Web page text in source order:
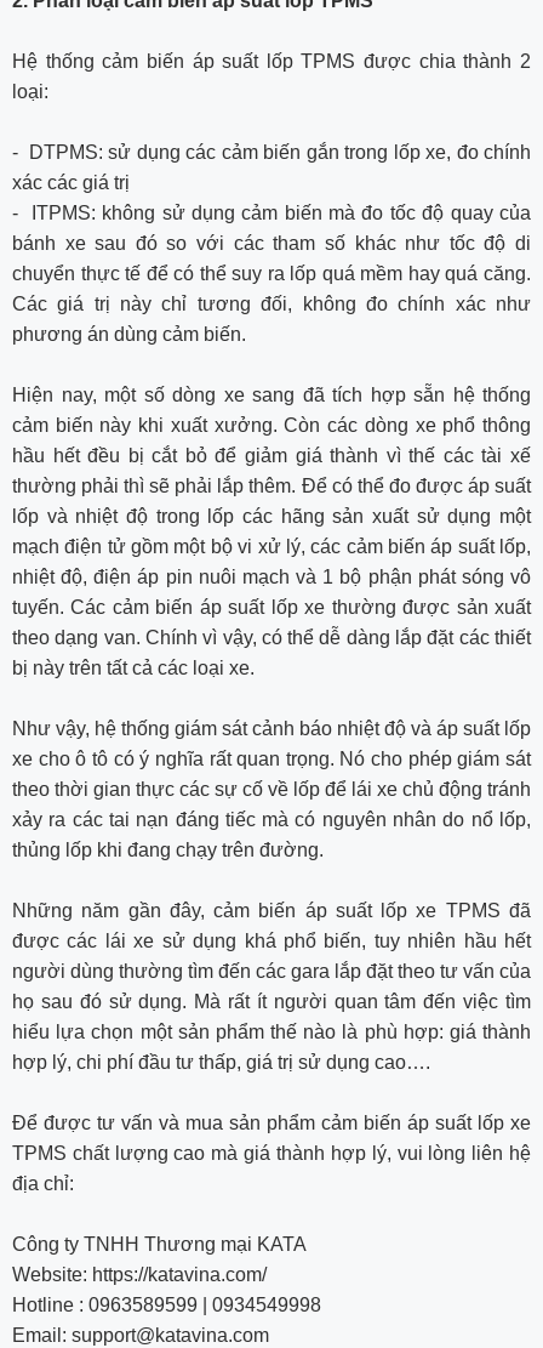
Hệ thống cảm biến áp suất lốp TPMS được chia thành 2
loại:
- DTPMS: sử dụng các cảm biến gắn trong lốp xe, đo chính
xác các giá trị
- ITPMS: không sử dụng cảm biến mà đo tốc độ quay của
bánh xe sau đó so với các tham số khác như tốc độ di
chuyển thực tế để có thể suy ra lốp quá mềm hay quá căng.
Các giá trị này chỉ tương đối, không đo chính xác như
phương án dùng cảm biến.
Hiện nay, một số dòng xe sang đã tích hợp sẵn hệ thống
cảm biến này khi xuất xưởng. Còn các dòng xe phổ thông
hầu hết đều bị cắt bỏ để giảm giá thành vì thế các tài xế
thường phải thì sẽ phải lắp thêm. Để có thể đo được áp suất
lốp và nhiệt độ trong lốp các hãng sản xuất sử dụng một
mạch điện tử gồm một bộ vi xử lý, các cảm biến áp suất lốp,
nhiệt độ, điện áp pin nuôi mạch và 1 bộ phận phát sóng vô
tuyến. Các cảm biến áp suất lốp xe thường được sản xuất
theo dạng van. Chính vì vậy, có thể dễ dàng lắp đặt các thiết
bị này trên tất cả các loại xe.
Như vậy, hệ thống giám sát cảnh báo nhiệt độ và áp suất lốp
xe cho ô tô có ý nghĩa rất quan trọng. Nó cho phép giám sát
theo thời gian thực các sự cố về lốp để lái xe chủ động tránh
xảy ra các tai nạn đáng tiếc mà có nguyên nhân do nổ lốp,
thủng lốp khi đang chạy trên đường.
Những năm gần đây, cảm biến áp suất lốp xe TPMS đã
được các lái xe sử dụng khá phổ biến, tuy nhiên hầu hết
người dùng thường tìm đến các gara lắp đặt theo tư vấn của
họ sau đó sử dụng. Mà rất ít người quan tâm đến việc tìm
hiểu lựa chọn một sản phẩm thế nào là phù hợp: giá thành
hợp lý, chi phí đầu tư thấp, giá trị sử dụng cao….
Để được tư vấn và mua sản phẩm cảm biến áp suất lốp xe
TPMS chất lượng cao mà giá thành hợp lý, vui lòng liên hệ
địa chỉ:
Công ty TNHH Thương mại KATA
Website: https://katavina.com/
Hotline : 0963589599 | 0934549998
Email: support@katavina.com